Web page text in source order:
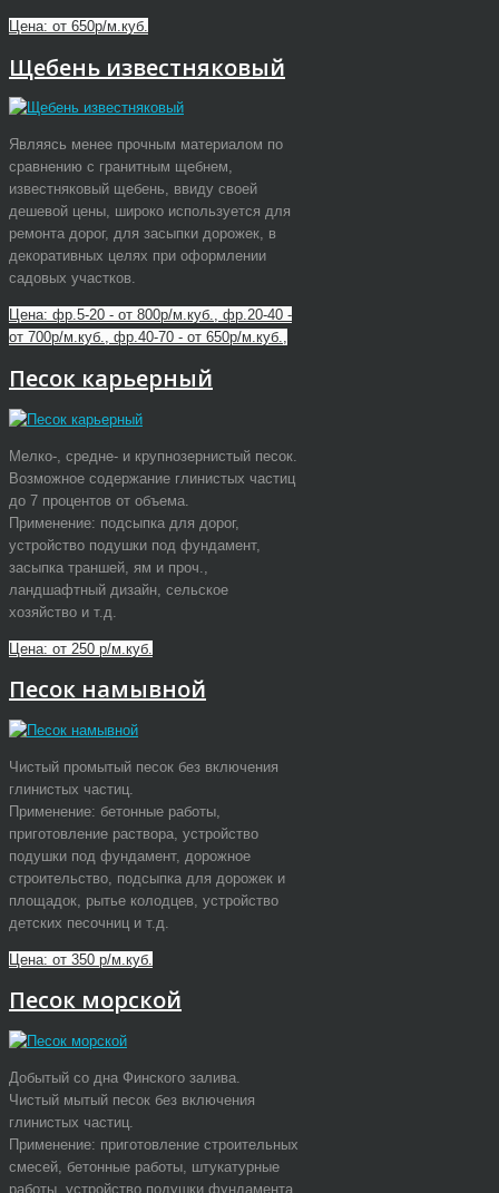
Цена: от 650р/м.куб.
Щебень известняковый
Являясь менее прочным материалом по
сравнению с гранитным щебнем,
известняковый щебень, ввиду своей
дешевой цены, широко используется для
ремонта дорог, для засыпки дорожек, в
декоративных целях при оформлении
садовых участков.
Цена: фр.5-20 - от 800р/м.куб., фр.20-40 -
от 700р/м.куб., фр.40-70 - от 650р/м.куб.,
Песок карьерный
Мелко-, средне- и крупнозернистый песок.
Возможное содержание глинистых частиц
до 7 процентов от объема.
Применение: подсыпка для дорог,
устройство подушки под фундамент,
засыпка траншей, ям и проч.,
ландшафтный дизайн, сельское
хозяйство и т.д.
Цена: от 250 р/м.куб.
Песок намывной
Чистый промытый песок без включения
глинистых частиц.
Применение: бетонные работы,
приготовление раствора, устройство
подушки под фундамент, дорожное
строительство, подсыпка для дорожек и
площадок, рытье колодцев, устройство
детских песочниц и т.д.
Цена: от 350 р/м.куб.
Песок морской
Добытый со дна Финского залива.
Чистый мытый песок без включения
глинистых частиц.
Применение: приготовление строительных
смесей, бетонные работы, штукатурные
работы, устройство подушки фундамента,